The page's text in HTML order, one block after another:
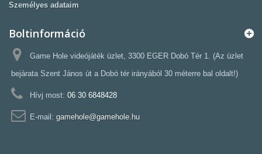
Személyes adataim
Boltinformáció
Game Hole videójáték üzlet, 3300 EGER Dobó Tér 1. (Az üzlet
bejárata Szent János út a Dobó tér irányából 30 méterre bal oldalt!)
Hívj most: 06 30 6848428
E-mail: gamehole@gamehole.hu